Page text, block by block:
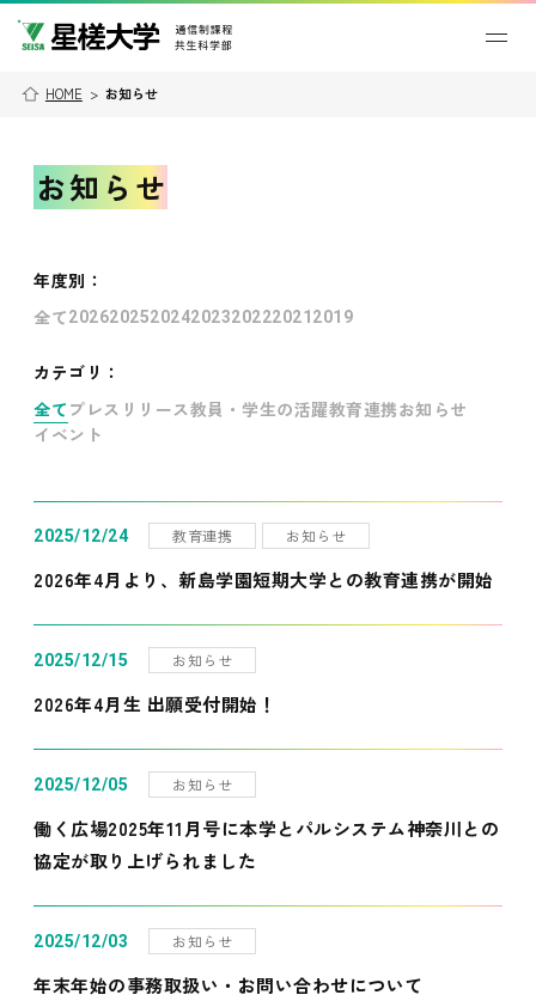
HOME > お知らせ
お知らせ
年度別 ：
全て202620252024202320222021 2019
カテゴリ：
全て プレスリリース教員・学生の活躍教育連携お知らせ
イベント
2025/12/24 教育連携 お知らせ
2026年4月より、新島学園短期大学との教育連携が開始
2025/12/15 お知らせ
2026年4月生 出願受付開始！
2025/12/05 お知らせ
働く広場2025年11月号に本学とパルシステム神奈川との
協定が取り上げられました
2025/12/03 お知らせ
年末年始の事務取扱い・お問い合わせについて